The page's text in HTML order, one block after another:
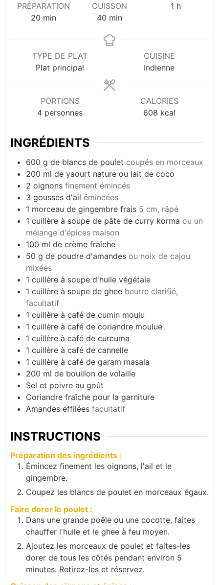
PRÉPARATION
20minutes
min
CUISSON
40minutes
min
1heure
h
TYPE DE PLAT
Plat principal
CUISINE
Indienne
PORTIONS
4 personnes
CALORIES
608 kcal
INGRÉDIENTS
600 g de blancs de poulet coupés en morceaux
200 ml de yaourt nature ou lait de coco
2 oignons finement émincés
3 gousses d'ail émincées
1 morceau de gingembre frais 5 cm, râpé
1 cuillère à soupe de pâte de curry korma ou un
mélange d'épices maison
100 ml de crème fraîche
50 g de poudre d'amandes ou noix de cajou
mixées
1 cuillère à soupe d'huile végétale
1 cuillère à soupe de ghee beurre clarifié,
facultatif
1 cuillère à café de cumin moulu
1 cuillère à café de coriandre moulue
1 cuillère à café de curcuma
1 cuillère à café de cannelle
1 cuillère à café de garam masala
200 ml de bouillon de volaille
Sel et poivre au goût
Coriandre fraîche pour la garniture
Amandes effilées facultatif
INSTRUCTIONS
Préparation des ingrédients :
Émincez finement les oignons, l'ail et le
gingembre.
Coupez les blancs de poulet en morceaux égaux.
Faire dorer le poulet :
Dans une grande poêle ou une cocotte, faites
chauffer l'huile et le ghee à feu moyen.
Ajoutez les morceaux de poulet et faites-les
dorer de tous les côtés pendant environ 5
minutes. Retirez-les et réservez.